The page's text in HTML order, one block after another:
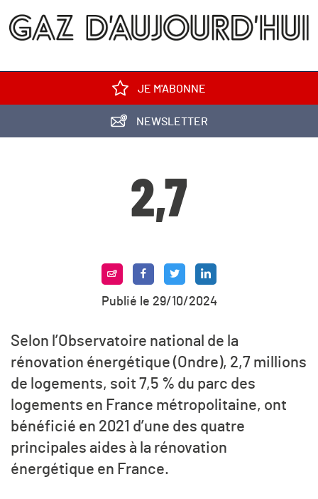
JE M'ABONNE
NEWSLETTER
2,7
Publié le 29/10/2024
Selon l’Observatoire national de la
rénovation énergétique (Ondre), 2,7 millions
de logements, soit 7,5 % du parc des
logements en France métropolitaine, ont
bénéficié en 2021 d’une des quatre
principales aides à la rénovation
énergétique en France.